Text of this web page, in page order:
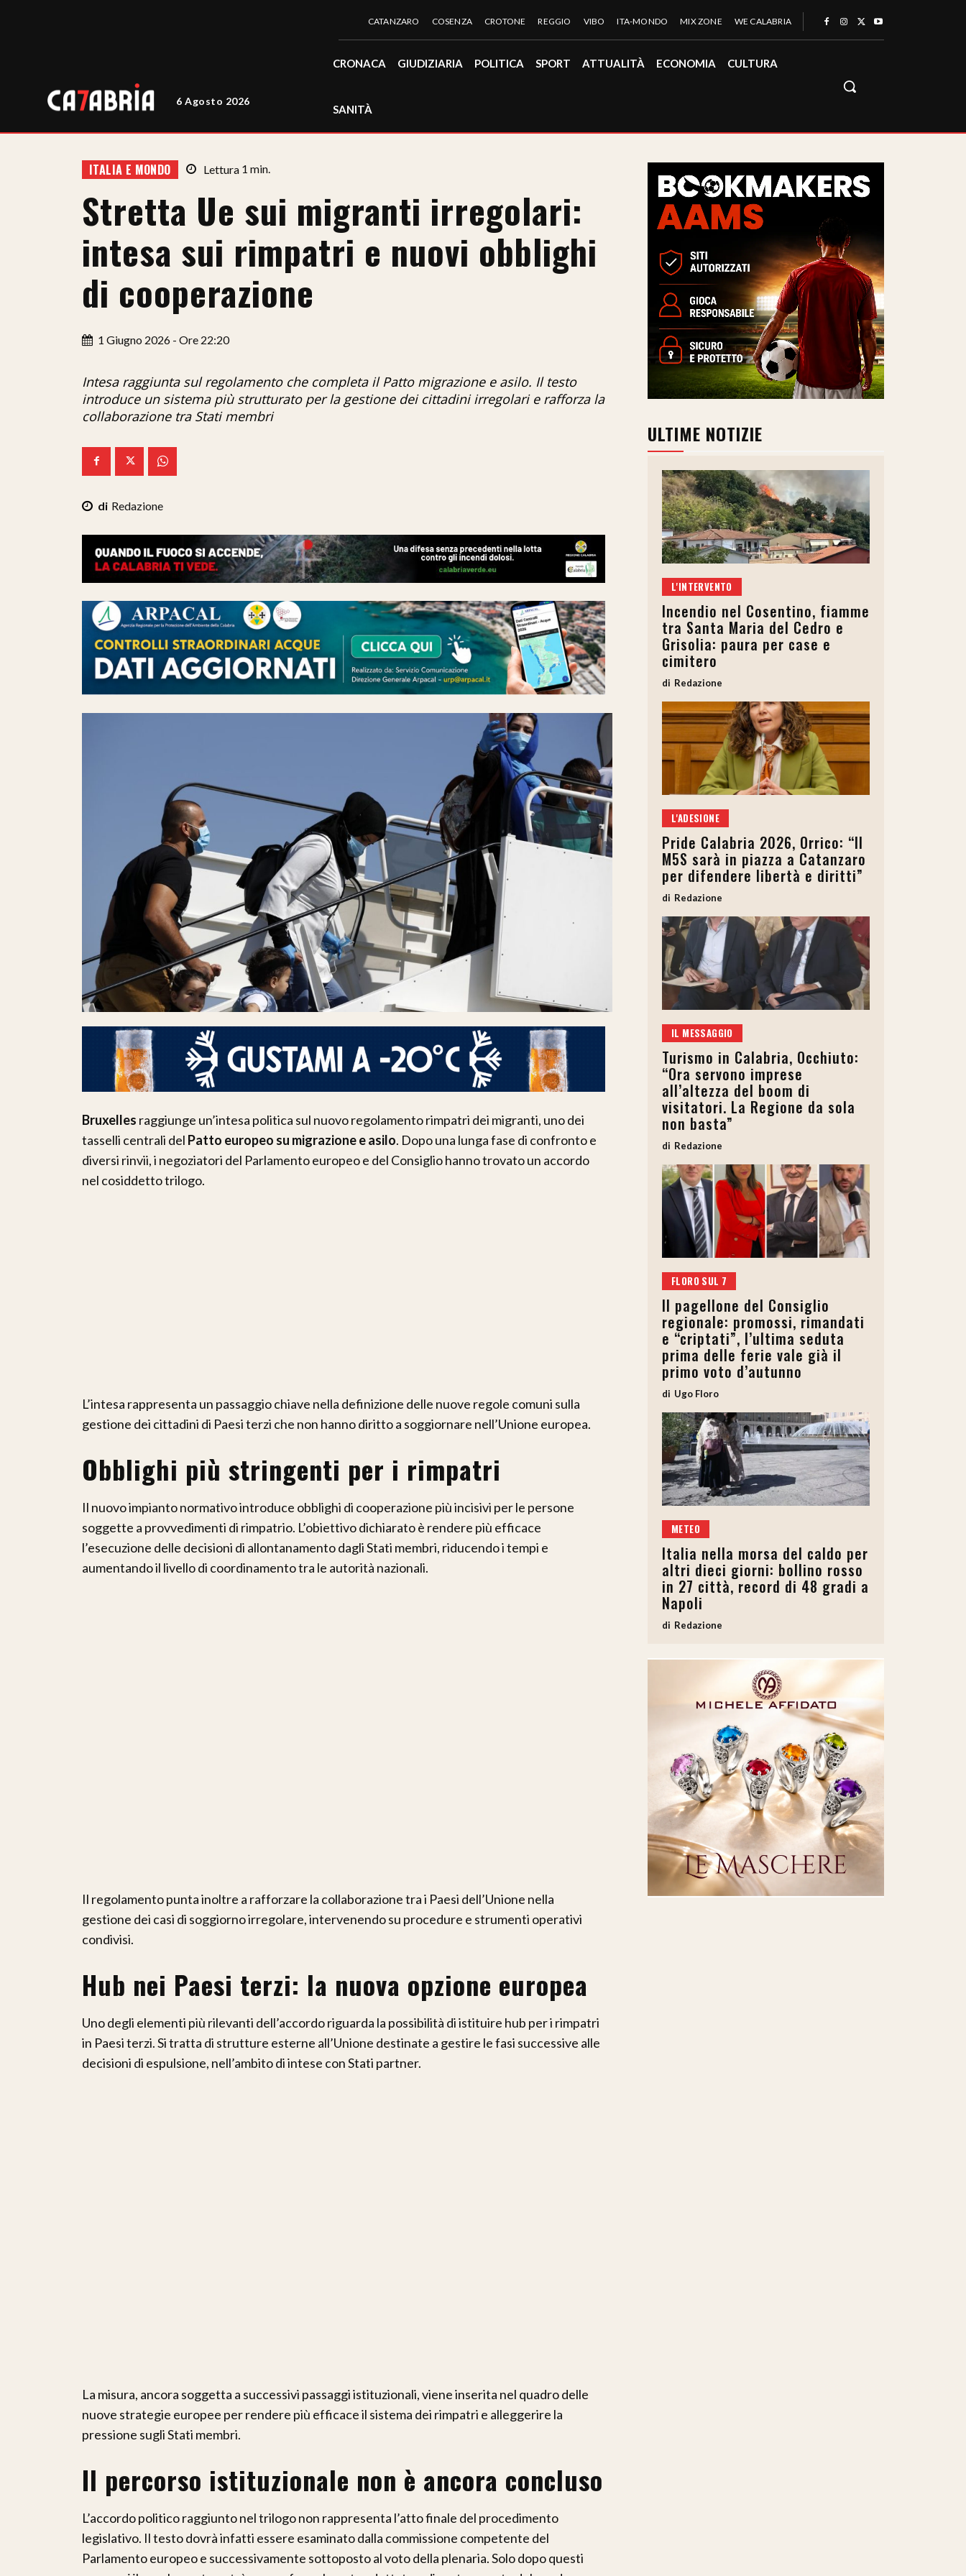
6 Agosto 2026
CATANZARO COSENZA CROTONE REGGIO VIBO ITA-MONDO MIX ZONE WE CALABRIA
CRONACA GIUDIZIARIA POLITICA SPORT ATTUALITÀ ECONOMIA CULTURA
SANITÀ
ITALIA E MONDO Lettura 1 min.
Stretta Ue sui migranti irregolari:
intesa sui rimpatri e nuovi obblighi
di cooperazione
1 Giugno 2026 - Ore 22:20
Intesa raggiunta sul regolamento che completa il Patto migrazione e asilo. Il testo
introduce un sistema più strutturato per la gestione dei cittadini irregolari e rafforza la
collaborazione tra Stati membri
Redazione
Bruxelles raggiunge un’intesa politica sul nuovo regolamento rimpatri dei migranti, uno dei
tasselli centrali del Patto europeo su migrazione e asilo. Dopo una lunga fase di confronto e
diversi rinvii, i negoziatori del Parlamento europeo e del Consiglio hanno trovato un accordo
nel cosiddetto trilogo.
L’intesa rappresenta un passaggio chiave nella definizione delle nuove regole comuni sulla
gestione dei cittadini di Paesi terzi che non hanno diritto a soggiornare nell’Unione europea.
Obblighi più stringenti per i rimpatri
Il nuovo impianto normativo introduce obblighi di cooperazione più incisivi per le persone
soggette a provvedimenti di rimpatrio. L’obiettivo dichiarato è rendere più efficace
l’esecuzione delle decisioni di allontanamento dagli Stati membri, riducendo i tempi e
aumentando il livello di coordinamento tra le autorità nazionali.
Il regolamento punta inoltre a rafforzare la collaborazione tra i Paesi dell’Unione nella
gestione dei casi di soggiorno irregolare, intervenendo su procedure e strumenti operativi
condivisi.
Hub nei Paesi terzi: la nuova opzione europea
Uno degli elementi più rilevanti dell’accordo riguarda la possibilità di istituire hub per i rimpatri
in Paesi terzi. Si tratta di strutture esterne all’Unione destinate a gestire le fasi successive alle
decisioni di espulsione, nell’ambito di intese con Stati partner.
La misura, ancora soggetta a successivi passaggi istituzionali, viene inserita nel quadro delle
nuove strategie europee per rendere più efficace il sistema dei rimpatri e alleggerire la
pressione sugli Stati membri.
Il percorso istituzionale non è ancora concluso
L’accordo politico raggiunto nel trilogo non rappresenta l’atto finale del procedimento
legislativo. Il testo dovrà infatti essere esaminato dalla commissione competente del
Parlamento europeo e successivamente sottoposto al voto della plenaria. Solo dopo questi
ULTIME NOTIZIE
L'INTERVENTO
Incendio nel Cosentino, fiamme
tra Santa Maria del Cedro e
Grisolia: paura per case e
cimitero
Redazione
L'ADESIONE
Pride Calabria 2026, Orrico: “Il
M5S sarà in piazza a Catanzaro
per difendere libertà e diritti”
Redazione
IL MESSAGGIO
Turismo in Calabria, Occhiuto:
“Ora servono imprese
all’altezza del boom di
visitatori. La Regione da sola
non basta”
Redazione
FLORO SUL 7
Il pagellone del Consiglio
regionale: promossi, rimandati
e “criptati”, l’ultima seduta
prima delle ferie vale già il
primo voto d’autunno
Ugo Floro
METEO
Italia nella morsa del caldo per
altri dieci giorni: bollino rosso
in 27 città, record di 48 gradi a
Napoli
Redazione